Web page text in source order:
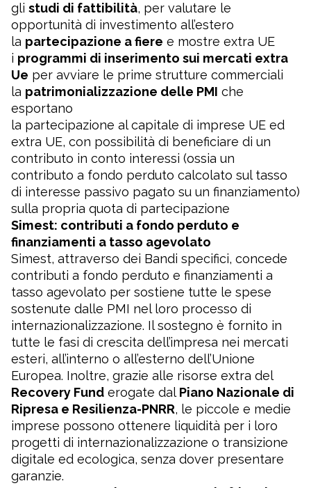
gli studi di fattibilità, per valutare le
opportunità di investimento all’estero
la partecipazione a fiere e mostre extra UE
i programmi di inserimento sui mercati extra
Ue per avviare le prime strutture commerciali
la patrimonializzazione delle PMI che
esportano
la partecipazione al capitale di imprese UE ed
extra UE, con possibilità di beneficiare di un
contributo in conto interessi (ossia un
contributo a fondo perduto calcolato sul tasso
di interesse passivo pagato su un finanziamento)
sulla propria quota di partecipazione
Simest: contributi a fondo perduto e
finanziamenti a tasso agevolato
Simest, attraverso dei Bandi specifici, concede
contributi a fondo perduto e finanziamenti a
tasso agevolato per sostiene tutte le spese
sostenute dalle PMI nel loro processo di
internazionalizzazione. Il sostegno è fornito in
tutte le fasi di crescita dell’impresa nei mercati
esteri, all’interno o all’esterno dell’Unione
Europea. Inoltre, grazie alle risorse extra del
Recovery Fund erogate dal Piano Nazionale di
Ripresa e Resilienza-PNRR, le piccole e medie
imprese possono ottenere liquidità per i loro
progetti di internazionalizzazione o transizione
digitale ed ecologica, senza dover presentare
garanzie.